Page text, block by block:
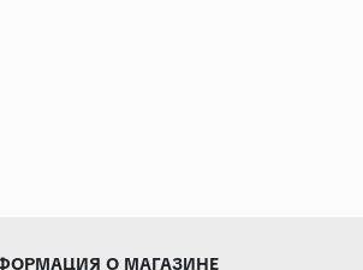
О МАГАЗИНЕ